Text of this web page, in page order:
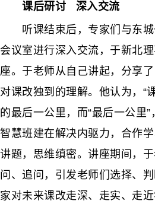
课后研讨 深入交流
听课结束后，专家们与东城
会议室进行深入交流，于新北
座。于老师从自己讲起，分享
对课改独到的理解。他认为，“
的最后一公里，而“最后一公里”
智慧班建在解决内驱力，合作
讲题，思维缜密。讲座期间，
问、追问，引发老师们选择、
家对未来课改走深、走实、走